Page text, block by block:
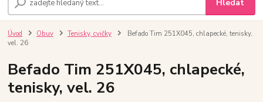
Hledat
Úvod Obuv Tenisky, cvičky
Befado Tim 251X045, chlapecké, tenisky,
vel. 26
Befado Tim 251X045, chlapecké,
tenisky, vel. 26